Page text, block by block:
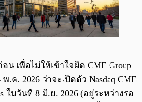
น เพื่อไม่ให้เข้าใจผิด CME Group
.ค. 2026 ว่าจะเปิดตัว Nasdaq CME
ในวันที่ 8 มิ.ย. 2026 (อยู่ระหว่างรอ